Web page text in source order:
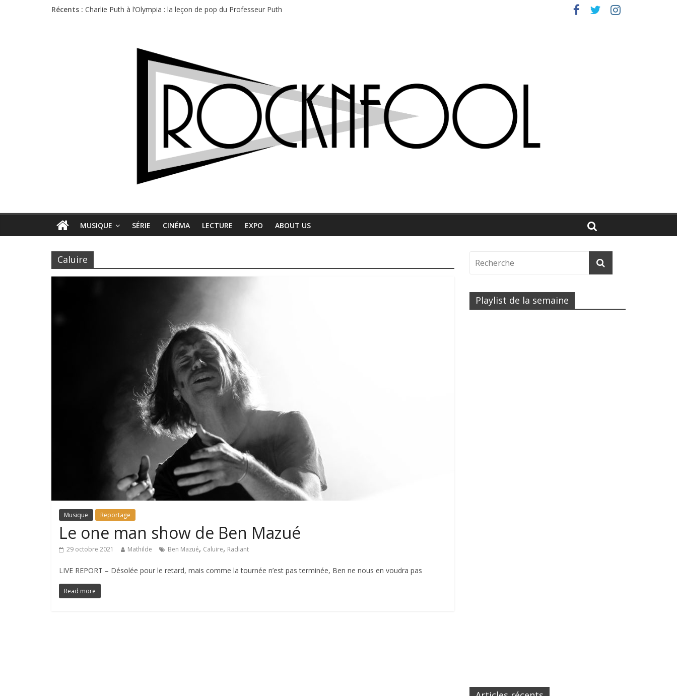
Récents : Charlie Puth à l’Olympia : la leçon de pop du Professeur Puth
Première édition du Midgard Festival : entre bière, métal et tatouages
MUSIQUE SÉRIE CINÉMA LECTURE EXPO ABOUT US
Caluire
Musique Reportage
Le one man show de Ben Mazué
29 octobre 2021 Mathilde Ben Mazué, Caluire, Radiant
LIVE REPORT – Désolée pour le retard, mais comme la tournée n’est pas terminée, Ben ne nous en voudra pas
Read more
Playlist de la semaine